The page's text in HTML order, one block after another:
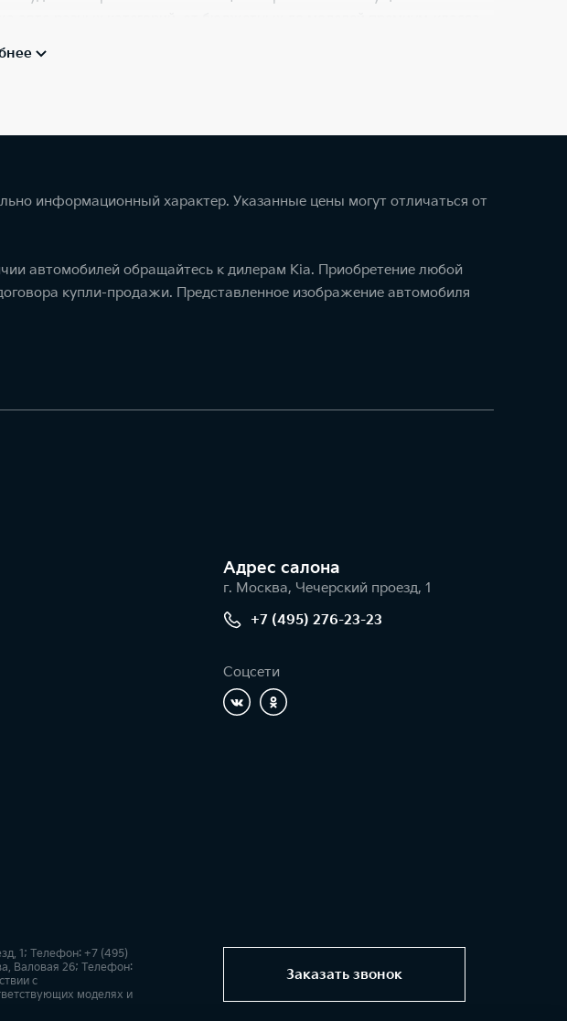
и спортивного лифтбека Kia Stinger. Цените комфорт? Тогда Вам
Wi-Fi сделают пребывание в салоне предельно комфортным. А в
приезжайте к нам!
информационный характер. Указанные цены могут отличаться от
автомобилей обращайтесь к дилерам Kia. Приобретение любой
купли-продажи. Представленное изображение автомобиля
Адрес салонa
г. Москва, Чечерский проезд, 1
+7 (495) 276-23-23
Соцсети
Заказать звонок
1; Телефон: +7 (495)
Валовая 26; Телефон:
с
моделях и